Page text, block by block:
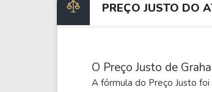
PREÇO JUSTO DO
O Preço Justo de
A fórmula do Preço Justo